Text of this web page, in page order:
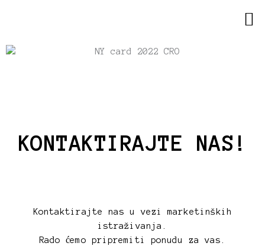
KONTAKTIRAJTE NAS!
Kontaktirajte nas u vezi marketinških
istraživanja.
Rado ćemo pripremiti ponudu za vas.